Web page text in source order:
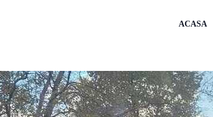
ACASA